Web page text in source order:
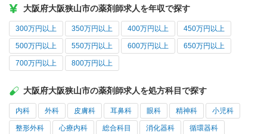
大阪府大阪狭山市の薬剤師求人を年収で探す
300万円以上 350万円以上 400万円以上 450万円以上
500万円以上 550万円以上 600万円以上 650万円以上
700万円以上 800万円以上
大阪府大阪狭山市の薬剤師求人を処方科目で探す
内科 外科 皮膚科 耳鼻科 眼科 精神科 小児科
整形外科 心療内科 総合科目 消化器科 循環器科